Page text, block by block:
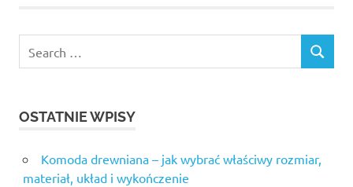
OSTATNIE WPISY
Komoda drewniana – jak wybrać właściwy rozmiar,
materiał, układ i wykończenie